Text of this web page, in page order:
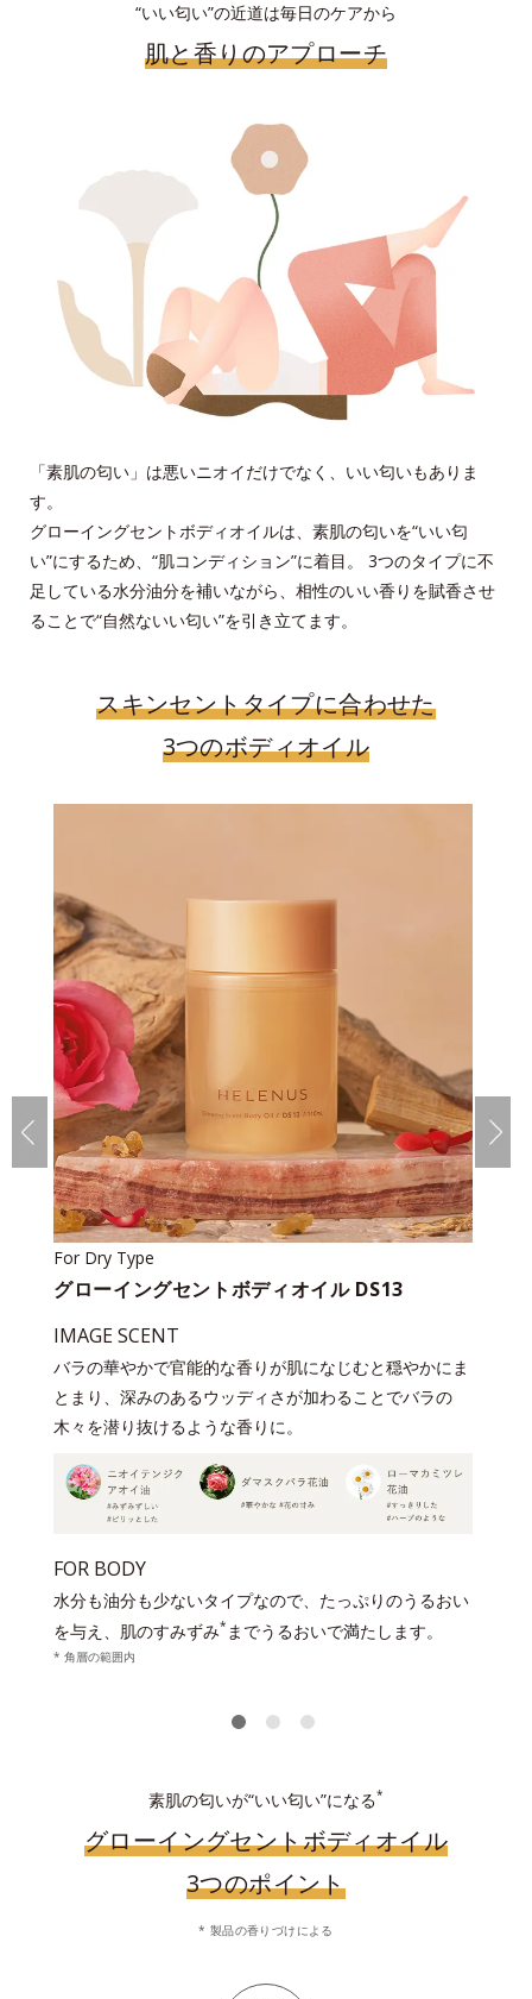
“いい匂い”の近道は毎日のケアから
肌と香りのアプローチ
「素肌の匂い」は悪いニオイだけでなく、いい匂いもありま
す。
グローイングセントボディオイルは、素肌の匂いを“いい匂
い”にするため、“肌コンディション”に着目。 3つのタイプに不
足している水分油分を補いながら、相性のいい香りを賦香させ
ることで“自然ないい匂い”を引き立てます。
スキンセントタイプに合わせた
3つのボディオイル
For Dry Type
グローイングセントボディオイル DS13
IMAGE SCENT
バラの華やかで官能的な香りが肌になじむと穏やかにま
とまり、深みのあるウッディさが加わることでバラの
木々を潜り抜けるような香りに。
FOR BODY
水分も油分も少ないタイプなので、たっぷりのうるおい
を与え、肌のすみずみ* までうるおいで満たします。
* 角層の範囲内
素肌の匂いが“いい匂い”になる*
グローイングセントボディオイル
3つのポイント
* 製品の香りづけによる